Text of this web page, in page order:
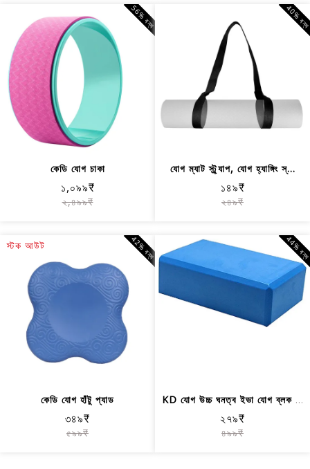
কেডি যোগ চাকা
১,০৯৯₹
২,৪৯৯₹
56% বন্ধ
যোগ ম্যাট স্ট্র্যাপ, যোগ হ্যাঙ্গিং স্...
১৪৯₹
২৪৯₹
40%
কেডি যোগ হাঁটু প্যাড
৩৪৯₹
৫৯৯₹
স্টক আউট 42% বন্ধ
KD যোগ উচ্চ ঘনত্ব ইভা যোগ ব্লক যোগ ইট...
২৭৯₹
৪৯৯₹
44%